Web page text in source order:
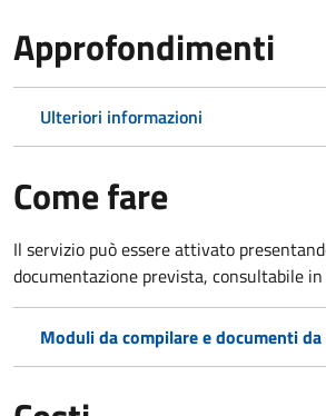
Approfondimenti
Ulteriori informazioni
Come fare
Il servizio può essere attivato
documentazione prevista, consultabile in
Moduli da compilare e documenti